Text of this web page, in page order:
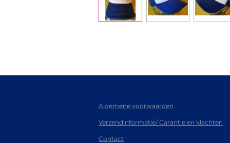
Algemene voorwaarden
Verzendinformatie/ Garantie en klachten
Contact